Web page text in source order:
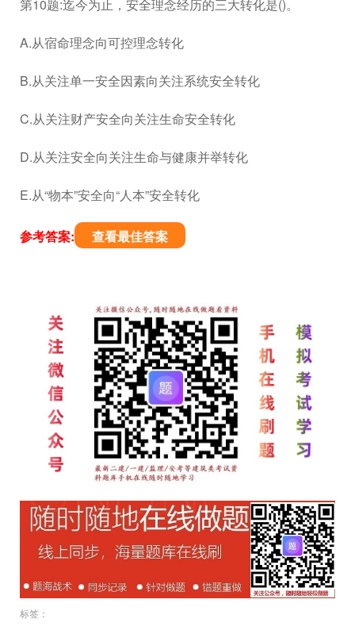
第10题:迄今为止，安全理念经历的三大转化是()。
A.从宿命理念向可控理念转化
B.从关注单一安全因素向关注系统安全转化
C.从关注财产安全向关注生命安全转化
D.从关注安全向关注生命与健康并举转化
E.从“物本”安全向“人本”安全转化
参考答案: 查看最佳答案
文
导
标签：